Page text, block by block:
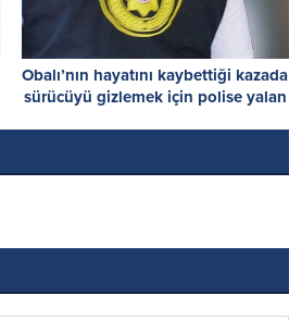
Obalı’nın hayatını kaybettiği kazada
sürücüyü gizlemek için polise yalan